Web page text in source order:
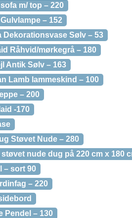
m/ top – 220
– 152
Dekorationsvase Sølv – 53
Råhvid/mørkegrå – 180
Antik Sølv – 163
Lamb lammeskind – 100
– 200
-170
Støvet Nude – 280
nude dug på 220 cm x 180
– sort 90
– 220
Pendel – 130